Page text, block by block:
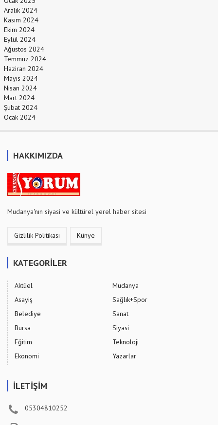
Aralık 2024
Kasım 2024
Ekim 2024
Eylül 2024
Ağustos 2024
Temmuz 2024
Haziran 2024
Mayıs 2024
Nisan 2024
Mart 2024
Şubat 2024
Ocak 2024
HAKKIMIZDA
Mudanya'nın siyasi ve kültürel yerel haber sitesi
Gizlilik Politikası Künye
KATEGORİLER
Aktüel
Asayiş
Belediye
Bursa
Eğitim
Ekonomi
Mudanya
Sağlık+Spor
Sanat
Siyasi
Teknoloji
Yazarlar
İLETİŞİM
05304810252